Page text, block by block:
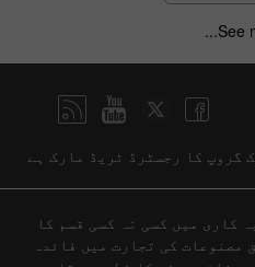
See
گروپ کا رجسٹرڈ ٹریڈ مارک ہے
کاری میں کسی نہ کسی قسم کا
کی تجارت میں فائدہ